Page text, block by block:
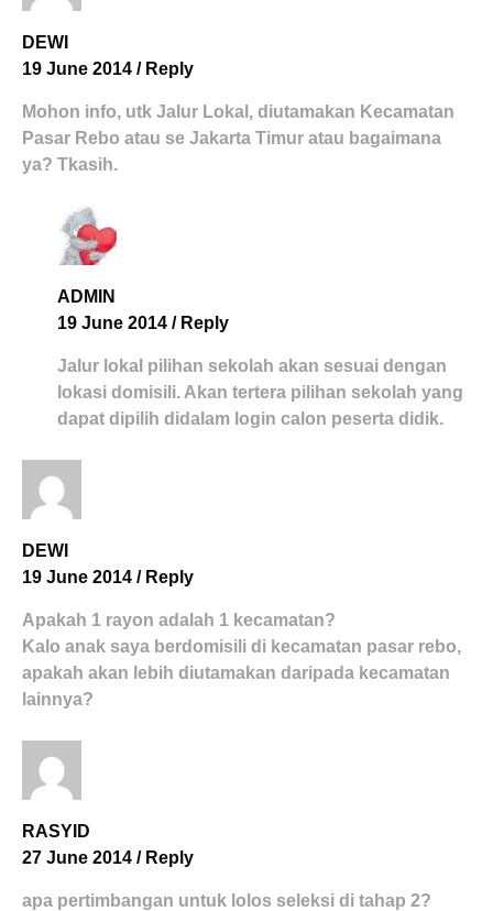
DEWI
19 June 2014 / Reply
Mohon info, utk Jalur Lokal, diutamakan Kecamatan
Pasar Rebo atau se Jakarta Timur atau bagaimana
ya? Tkasih.
ADMIN
19 June 2014 / Reply
Jalur lokal pilihan sekolah akan sesuai dengan
lokasi domisili. Akan tertera pilihan sekolah yang
dapat dipilih didalam login calon peserta didik.
DEWI
19 June 2014 / Reply
Apakah 1 rayon adalah 1 kecamatan?
Kalo anak saya berdomisili di kecamatan pasar rebo,
apakah akan lebih diutamakan daripada kecamatan
lainnya?
RASYID
27 June 2014 / Reply
apa pertimbangan untuk lolos seleksi di tahap 2?